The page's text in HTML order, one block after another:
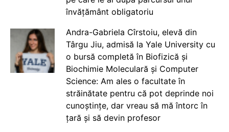
învățământ obligatoriu
Andra-Gabriela Cîrstoiu, elevă din
Târgu Jiu, admisă la Yale University cu
o bursă completă în Biofizică și
Biochimie Moleculară și Computer
Science: Am ales o facultate în
străinătate pentru că pot deprinde noi
cunoștințe, dar vreau să mă întorc în
țară și să devin profesor